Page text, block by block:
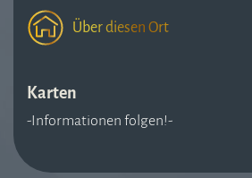
Über diesen Ort
Karten
-Informationen folgen!-